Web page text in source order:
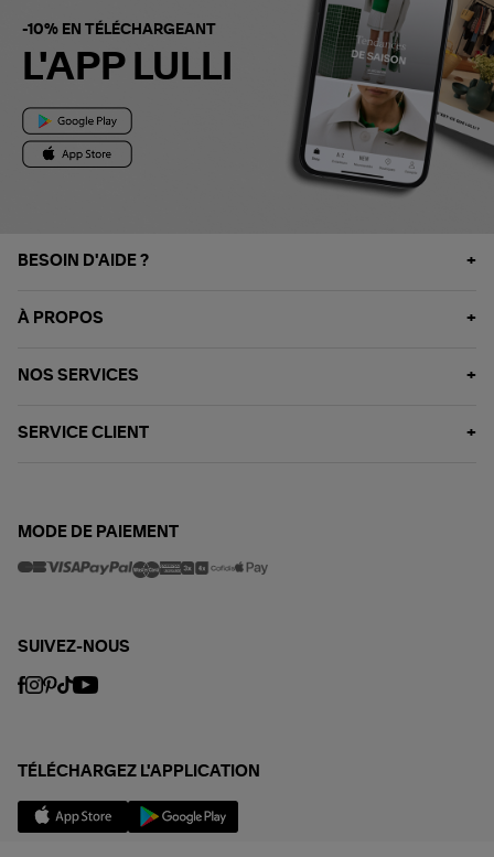
-10% EN TÉLÉCHARGEANT
L'APP LULLI
BESOIN D'AIDE ?
À PROPOS
NOS SERVICES
SERVICE CLIENT
MODE DE PAIEMENT
SUIVEZ-NOUS
TÉLÉCHARGEZ L'APPLICATION